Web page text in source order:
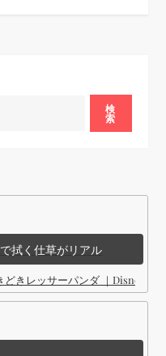
検
索
拭く仕草がリアル
どきレッサーパンダ ｜Disney (